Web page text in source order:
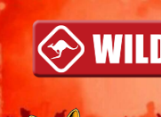
Inhalt
springen